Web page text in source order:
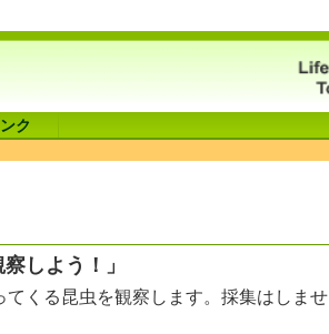
ク
しよう！」
くる昆虫を観察します。採集はしませ